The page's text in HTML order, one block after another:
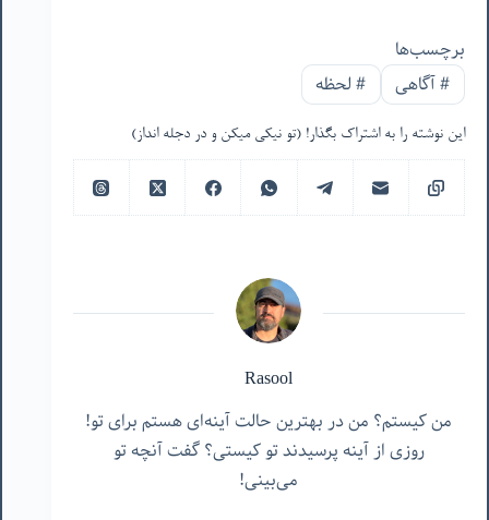
برچسب‌ها
#آگاهی #لحظه
این نوشته را به اشتراک بگذار! (تو نیکی میکن و در دجله انداز)
Rasool
من کیستم؟ من در بهترین حالت آینه‌ای هستم برای تو!
روزی از آینه پرسیدند تو کیستی؟ گفت آنچه تو
می‌بینی!